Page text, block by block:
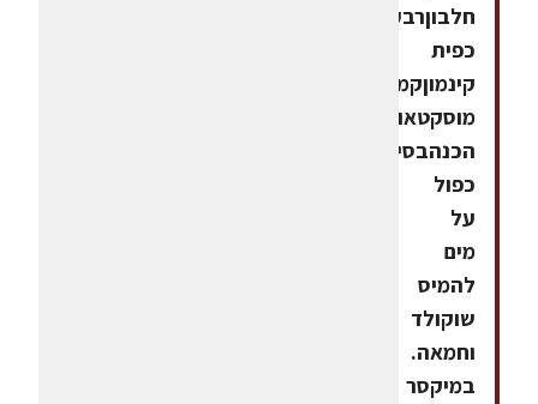
חלבוןרבע
כפית
קינמוןקמצוץ
מוסקטאופן
הכנהבסיר
כפול
על
מים
להמיס
שוקולד
וחמאה.
במיקסר